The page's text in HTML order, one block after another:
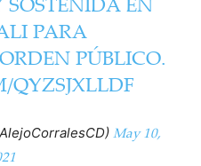
PARA
PÚBLICO.
QYZSJXLLDF
May 10,